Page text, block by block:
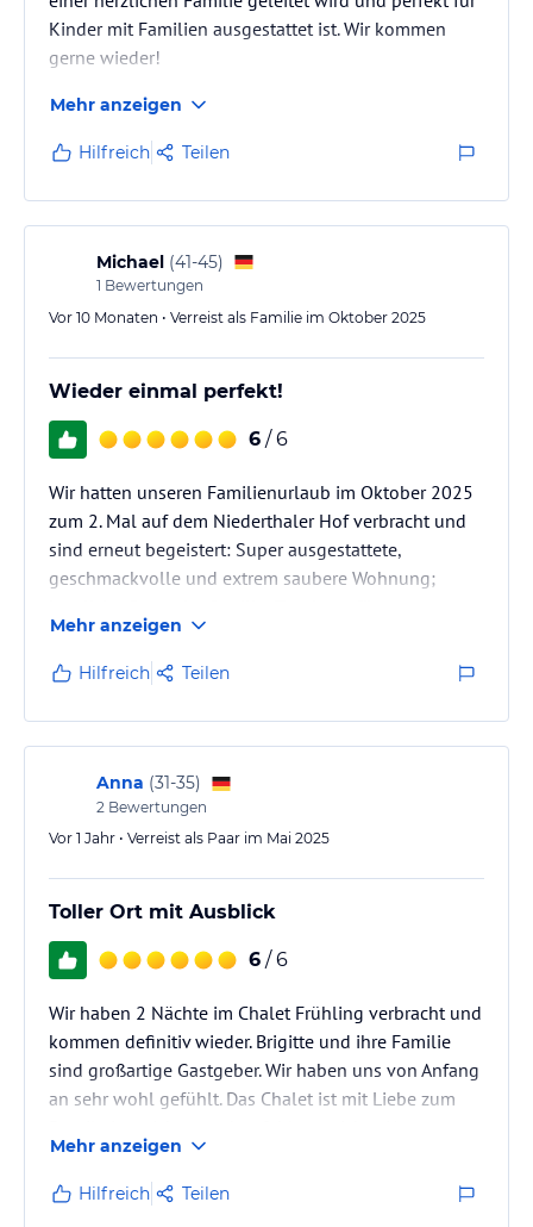
Kinder mit Familien ausgestattet ist. Wir kommen
gerne wieder!
Mehr anzeigen
Hilfreich Teilen
Michael (41-45)
1 Bewertungen
Vor 10 Monaten • Verreist als Familie im Oktober 2025
Wieder einmal perfekt!
6 / 6
Wir hatten unseren Familienurlaub im Oktober 2025
zum 2. Mal auf dem Niederthaler Hof verbracht und
sind erneut begeistert: Super ausgestattete,
geschmackvolle und extrem saubere Wohnung;
Wanderungen und Ausflüge und einem Besuch von
Brixen; abwechslungsreiches Bauernhofleben vor
allem für die Kinder; köstliche Hofprdukte. Kurz:
einfach perfekt! Nächstes Jahr wieder!
Mehr anzeigen
Hilfreich Teilen
Anna (31-35)
2 Bewertungen
Vor 1 Jahr • Verreist als Paar im Mai 2025
Toller Ort mit Ausblick
6 / 6
Wir haben 2 Nächte im Chalet Frühling verbracht und
kommen definitiv wieder. Brigitte und ihre Familie
sind großartige Gastgeber. Wir haben uns von Anfang
an sehr wohl gefühlt. Das Chalet ist mit Liebe zum
Chalet hatte einen Gartenzugang mit Blick auf die
Berge. Mit Sauna auf dem Hof, einer großen Auswahl
an Büchern & Spielen und dem Ausblick wären
Mehr anzeigen
Hilfreich Teilen